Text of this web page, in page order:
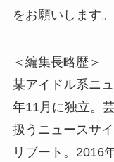
をお願いします。
＜編集長略歴＞
某アイドル系ニ
年11月に独立。
扱うニュースサ
リブート。2016